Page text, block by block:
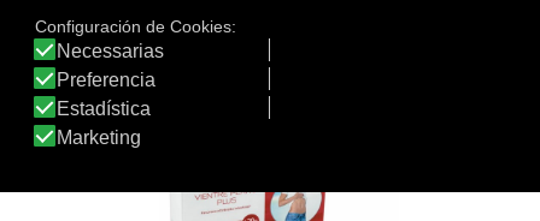
E'LIFEXIR DERMO SPICYSLIM